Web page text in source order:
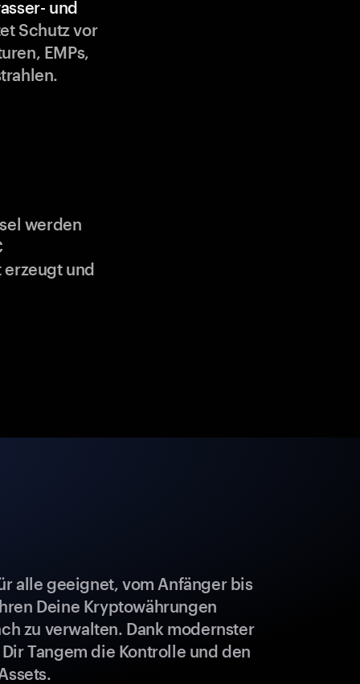
und
Schutz vor
EMPs,
werden
und
alle geeignet, vom Anfänger bis
Deine Kryptowährungen
zu verwalten. Dank modernster
Tangem die Kontrolle und den